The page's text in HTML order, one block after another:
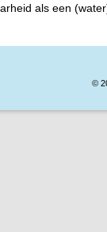
als een
©